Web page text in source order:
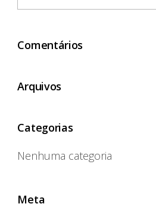
Comentários
Arquivos
Categorias
Nenhuma categoria
Meta